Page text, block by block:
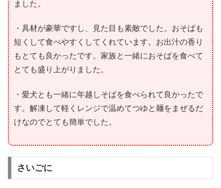
ました。
・具材が豪華ですし、見た目も素敵でした。おそばも
短くして食べやすくしてくれています。お出汁の香り
もとても良かったです。家族と一緒におそばを食べて
とても盛り上がりました。
・愛犬とも一緒に年越しそばを食べられて良かったで
す。解凍して軽くレンジで温めてつゆと麺をまぜるだ
けなのでとても簡単でした。
さいごに